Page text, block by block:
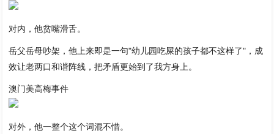
对内，他贫嘴滑舌。
岳父岳母吵架，他上来即是一句"幼儿园吃屎的孩子都不这样了"，成
效让老两口和谐阵线，把矛盾更始到了我方身上。
澳门美高梅事件
对外，他一整个这个词混不惜。